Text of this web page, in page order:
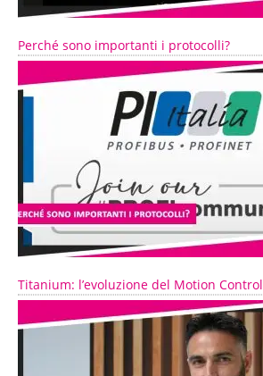
Perché sono importanti i protocolli?
Titanium: l’evoluzione del Motion Control